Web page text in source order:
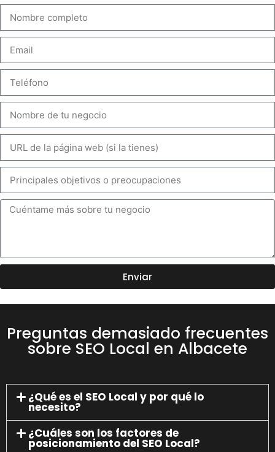
Enviar
Preguntas demasiado frecuentes
sobre SEO Local en Albacete
¿Qué es el SEO Local y por qué lo
necesito?
¿Cuáles son los factores de
posicionamiento del SEO Local?